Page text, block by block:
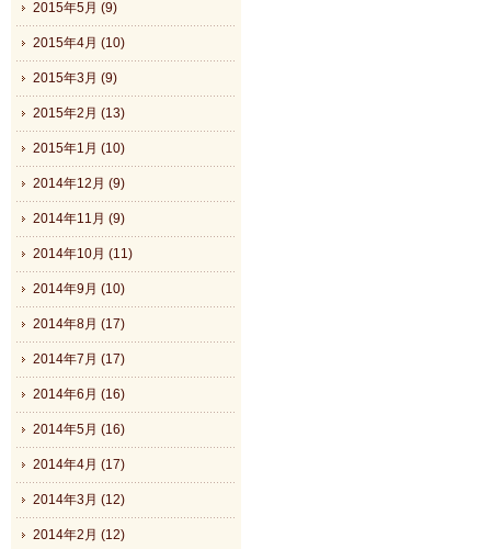
2015年5月 (9)
2015年4月 (10)
2015年3月 (9)
2015年2月 (13)
2015年1月 (10)
2014年12月 (9)
2014年11月 (9)
2014年10月 (11)
2014年9月 (10)
2014年8月 (17)
2014年7月 (17)
2014年6月 (16)
2014年5月 (16)
2014年4月 (17)
2014年3月 (12)
2014年2月 (12)